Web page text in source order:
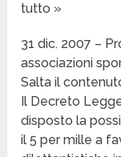
tutto »
31 dic. 2007 –
associazioni
Salta il
Il Decreto
disposto la
il 5 per mille a